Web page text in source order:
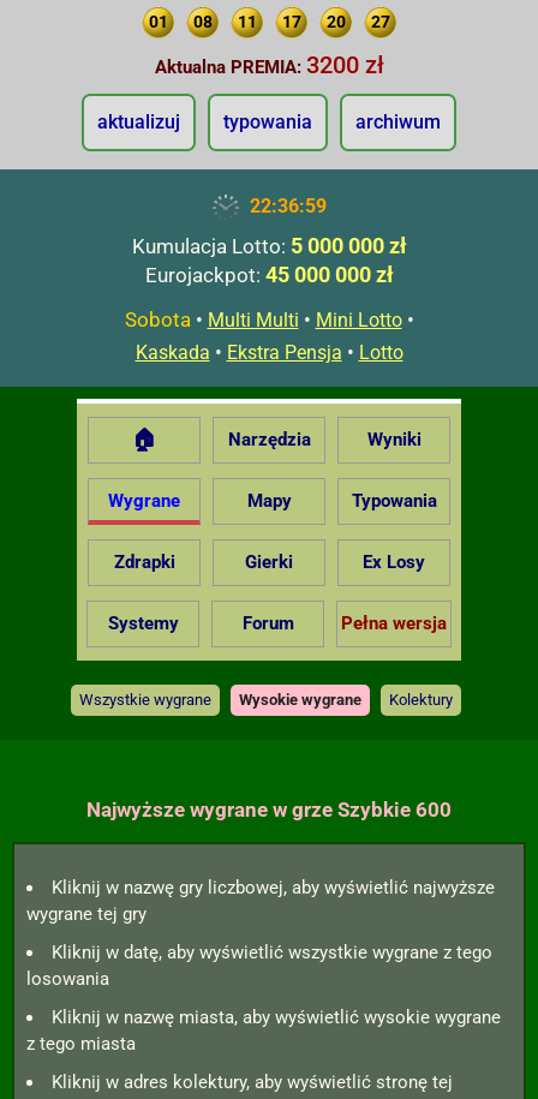
01 08 11 17 20 27
Aktualna PREMIA: 3200 zł
aktualizuj typowania archiwum
22:37:00
Kumulacja Lotto: 5 000 000 zł
Eurojackpot: 45 000 000 zł
Sobota• Multi Multi • Mini Lotto•
Kaskada • Ekstra Pensja • Lotto
🏠 Narzędzia Wyniki
Wygrane Mapy Typowania
Zdrapki Gierki Ex Losy
Systemy Forum Pełna wersja
Wszystkie wygrane Wysokie wygrane Kolektury
Najwyższe wygrane w grze Szybkie 600
Kliknij w nazwę gry liczbowej, aby wyświetlić najwyższe
wygrane tej gry
Kliknij w datę, aby wyświetlić wszystkie wygrane z tego
losowania
Kliknij w nazwę miasta, aby wyświetlić wysokie wygrane
z tego miasta
Kliknij w adres kolektury, aby wyświetlić stronę tej